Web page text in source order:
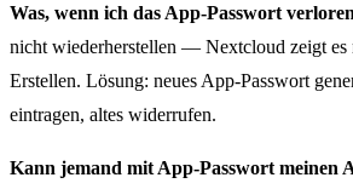
Was, wenn ich das App-Passwort
nicht wiederherstellen — Nextcloud zeigt es
Erstellen. Lösung: neues App-Passwort
eintragen, altes widerrufen.
Kann jemand mit App-Passwort meinen